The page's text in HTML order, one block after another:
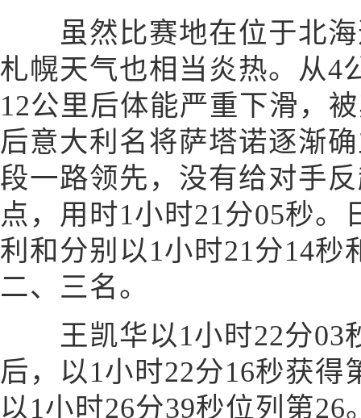
虽然比赛地在位于北海
札幌天气也相当炎热。从4
12公里后体能严重下滑，
后意大利名将萨塔诺逐渐
段一路领先，没有给对手
点，用时1小时21分05秒
利和分别以1小时21分14秒
二、三名。
王凯华以1小时22分03
后，以1小时22分16秒获
以1小时26分39秒位列第26